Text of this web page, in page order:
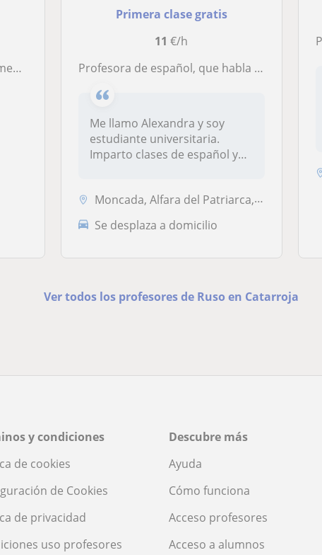
Primera clase gratis
11 €/h
Profesora de español, que habla ruso, inglés y valenciano, para niños extranjeros
Me llamo Alexandra y soy
estudiante universitaria.
Imparto clases de español y
Moncada, Alfara del Patriarca, Godella, Rocafort
Se desplaza a domicilio
Ver todos los profesores de Ruso en Catarroja
y condiciones
de cookies
de Cookies
de privacidad
uso profesores
Descubre más
Ayuda
Cómo funciona
Acceso profesores
Acceso a alumnos